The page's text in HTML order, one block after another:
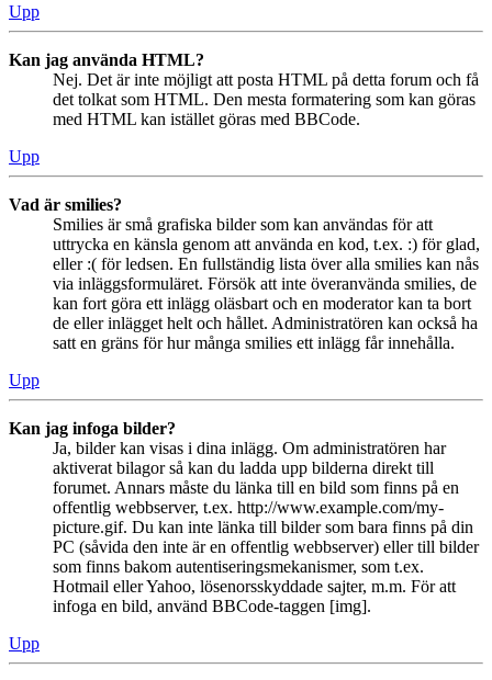
Upp
Kan jag använda HTML?
Nej. Det är inte möjligt att posta HTML på detta forum och få
det tolkat som HTML. Den mesta formatering som kan göras
med HTML kan istället göras med BBCode.
Upp
Vad är smilies?
Smilies är små grafiska bilder som kan användas för att
uttrycka en känsla genom att använda en kod, t.ex. :) för glad,
eller :( för ledsen. En fullständig lista över alla smilies kan nås
via inläggsformuläret. Försök att inte överanvända smilies, de
kan fort göra ett inlägg oläsbart och en moderator kan ta bort
de eller inlägget helt och hållet. Administratören kan också ha
satt en gräns för hur många smilies ett inlägg får innehålla.
Upp
Kan jag infoga bilder?
Ja, bilder kan visas i dina inlägg. Om administratören har
aktiverat bilagor så kan du ladda upp bilderna direkt till
forumet. Annars måste du länka till en bild som finns på en
offentlig webbserver, t.ex. http://www.example.com/my-
picture.gif. Du kan inte länka till bilder som bara finns på din
PC (såvida den inte är en offentlig webbserver) eller till bilder
som finns bakom autentiseringsmekanismer, som t.ex.
Hotmail eller Yahoo, lösenorsskyddade sajter, m.m. För att
infoga en bild, använd BBCode-taggen [img].
Upp